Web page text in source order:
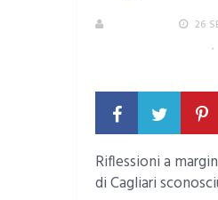
26
,
Riflessioni a
di Cagliari